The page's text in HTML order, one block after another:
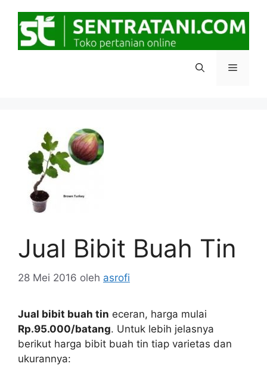
Menu
Jual Bibit Buah Tin
28 Mei 2016 oleh asrofi
Jual bibit buah tin eceran, harga mulai
Rp.95.000/batang. Untuk lebih jelasnya
berikut harga bibit buah tin tiap varietas dan
ukurannya: